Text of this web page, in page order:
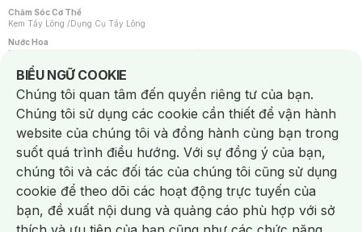
Chăm Sóc Cơ Thể
Kem Tẩy Lông /Dụng Cụ Tẩy Lông
Nước Hoa
Nước Hoa Nữ
Chăm Sóc Cá Nhân
Chống Muỗi /Khẩu Trang /Máy Massage/Mặt Nạ Xông Hơi /Nước Rửa Tay/
Sản Phẩm Chăm Sóc Khác /Bàn Chải Đánh Răng /Bàn Chải Điện/
Hỗ Trợ Trắng Răng/Kem Đánh Răng /Máy Tăm Nước/ Nước Súc Miệng/
Tăm / Chỉ Nha Khoa/ Xịt Thơm Miệng / Dung Dịch Vệ Sinh/Dưỡng Vùng Kín/
Khăn Ướt Vệ Sinh Vùng Kín/Băng Vệ Sinh/Tampon/Bọt Cạo Râu /Dao Cạo Râu/
Máy Cạo Râu
Vấn Đề Về Da
Da Dầu / Lỗ Chân Lông To/ Da Khô / Mất Nước/ Da Lão Hóa/ Da Mụn/
Da Nhạy Cảm / Kích Ứng
Da Xỉn Màu Thâm / Nám / Tàn Nhang
Quầng Thâm & Bọng Mắt /Sẹo /Viêm Da Cơ Địa
Dụng Cụ / Phụ Kiện Chăm Sóc Da
Bông Tẩy Trang
Khăn Lau Mặt Khô Dụng Cụ / Máy Rửa Mặt Máy Chăm Sóc Da
Dụng Cụ Chăm Sóc Khác
BIỂU NGỮ COOKIE
Notice about cookies usage
Chúng tôi quan tâm đến quyền riêng tư của bạn.
Chúng tôi sử dụng các cookie cần thiết để vận hành
website của chúng tôi và đồng hành cùng bạn trong
suốt quá trình điều hướng. Với sự đồng ý của bạn,
chúng tôi và các đối tác của chúng tôi cũng sử dụng
cookie để theo dõi các hoạt động trực tuyến của
bạn, đề xuất nội dung và quảng cáo phù hợp với sở